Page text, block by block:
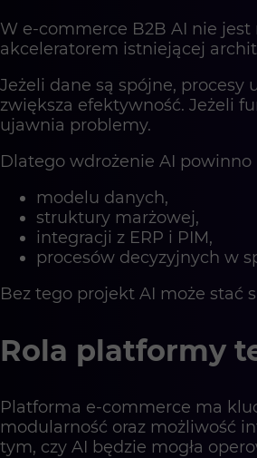
W e-commerce B2B AI nie
akceleratorem istniejącej
Jeżeli dane są spójne, procesy
zwiększa efektywność. Jeżeli
ujawnia problemy.
Dlatego wdrożenie AI powinno
modelu danych,
struktury marżowej,
integracji z ERP i PIM,
procesów decyzyjnych w
Bez tego projekt AI może stać
Rola platformy
Platforma e-commerce ma
modularność oraz możliwość
tym, czy AI będzie mogła